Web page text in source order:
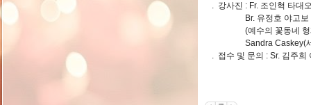
. 강사진 : Fr. 조인혁 타대
Br. 유정호 야고보
(예수의 꽃동네 형제
Sandra Caskey(세계
. 접수 및 문의 : Sr. 김주